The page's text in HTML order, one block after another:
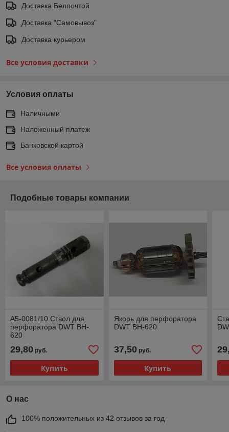
Доставка Белпочтой
Доставка "Самовывоз"
Доставка курьером
Все условия доставки
Условия оплаты
Наличными
Наложенный платеж
Банковской картой
Все условия оплаты
Подобные товары компании
A5-0081/10 Ствол для
перфоратора DWT BH-
620
29,80 руб.
Купить
Якорь для перфоратора
DWT BH-620
37,50руб.
Купить
О нас
100% положительных из 42 отзывов за год